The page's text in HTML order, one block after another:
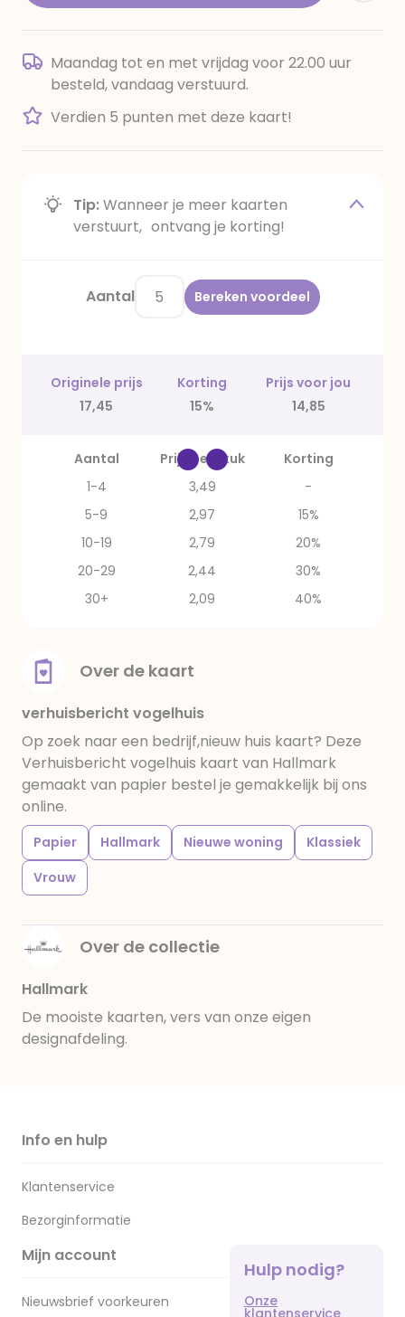
Maandag tot en met vrijdag voor 22.00 uur
besteld, vandaag verstuurd.
Verdien 5 punten met deze kaart!
Tip:Wanneer je meer kaarten
verstuurt, ontvang je korting!
Aantal Bereken voordeel
Originele prijs Korting
Prijs voor jou
17,45
15% 14,85
Aantal Prijs per stuk
Korting
1-4
3,49
-
5-9
2,97
15%
10-19
2,79
20%
20-29
2,44
30%
30+
2,09 40%
Over de kaart
verhuisbericht vogelhuis
Op zoek naar een bedrijf,nieuw huis kaart? Deze
Verhuisbericht vogelhuis kaart van Hallmark
gemaakt van papier bestel je gemakkelijk bij ons
online.
Papier Hallmark Nieuwe woning
Klassiek
Vrouw
Over de collectie
Hallmark
De mooiste kaarten, vers van onze eigen
designafdeling.
Info en hulp
Klantenservice
Bezorginformatie
Mijn account
Nieuwsbrief voorkeuren
Hulp nodig?
Onze
klantenservice